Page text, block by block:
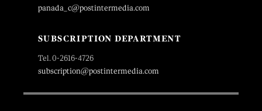
panada_c@postintermedia.com
SUBSCRIPTION DEPARTMENT
Tel. 0-2616-4726
subscription@postintermedia.com